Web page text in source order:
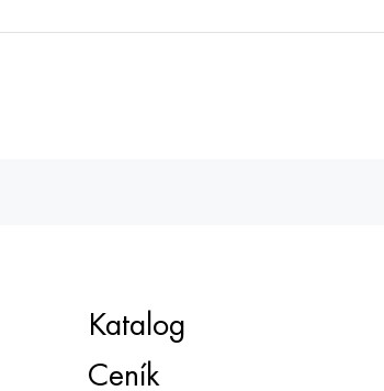
Katalog
Ceník